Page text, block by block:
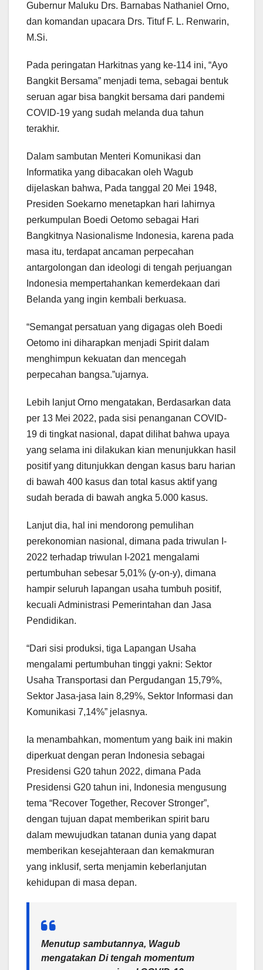
Gubernur Maluku Drs. Barnabas Nathaniel Orno,
dan komandan upacara Drs. Tituf F. L. Renwarin,
M.Si.
Pada peringatan Harkitnas yang ke-114 ini, “Ayo
Bangkit Bersama” menjadi tema, sebagai bentuk
seruan agar bisa bangkit bersama dari pandemi
COVID-19 yang sudah melanda dua tahun
terakhir.
Dalam sambutan Menteri Komunikasi dan
Informatika yang dibacakan oleh Wagub
dijelaskan bahwa, Pada tanggal 20 Mei 1948,
Presiden Soekarno menetapkan hari lahirnya
perkumpulan Boedi Oetomo sebagai Hari
Bangkitnya Nasionalisme Indonesia, karena pada
masa itu, terdapat ancaman perpecahan
antargolongan dan ideologi di tengah perjuangan
Indonesia mempertahankan kemerdekaan dari
Belanda yang ingin kembali berkuasa.
“Semangat persatuan yang digagas oleh Boedi
Oetomo ini diharapkan menjadi Spirit dalam
menghimpun kekuatan dan mencegah
perpecahan bangsa.”ujarnya.
Lebih lanjut Orno mengatakan, Berdasarkan data
per 13 Mei 2022, pada sisi penanganan COVID-
19 di tingkat nasional, dapat dilihat bahwa upaya
yang selama ini dilakukan kian menunjukkan hasil
positif yang ditunjukkan dengan kasus baru harian
di bawah 400 kasus dan total kasus aktif yang
sudah berada di bawah angka 5.000 kasus.
Lanjut dia, hal ini mendorong pemulihan
perekonomian nasional, dimana pada triwulan I-
2022 terhadap triwulan I-2021 mengalami
pertumbuhan sebesar 5,01% (y-on-y), dimana
hampir seluruh lapangan usaha tumbuh positif,
kecuali Administrasi Pemerintahan dan Jasa
Pendidikan.
“Dari sisi produksi, tiga Lapangan Usaha
mengalami pertumbuhan tinggi yakni: Sektor
Usaha Transportasi dan Pergudangan 15,79%,
Sektor Jasa-jasa lain 8,29%, Sektor Informasi dan
Komunikasi 7,14%” jelasnya.
Ia menambahkan, momentum yang baik ini makin
diperkuat dengan peran Indonesia sebagai
Presidensi G20 tahun 2022, dimana Pada
Presidensi G20 tahun ini, Indonesia mengusung
tema “Recover Together, Recover Stronger”,
dengan tujuan dapat memberikan spirit baru
dalam mewujudkan tatanan dunia yang dapat
memberikan kesejahteraan dan kemakmuran
yang inklusif, serta menjamin keberlanjutan
kehidupan di masa depan.
Menutup sambutannya, Wagub
mengatakan Di tengah momentum